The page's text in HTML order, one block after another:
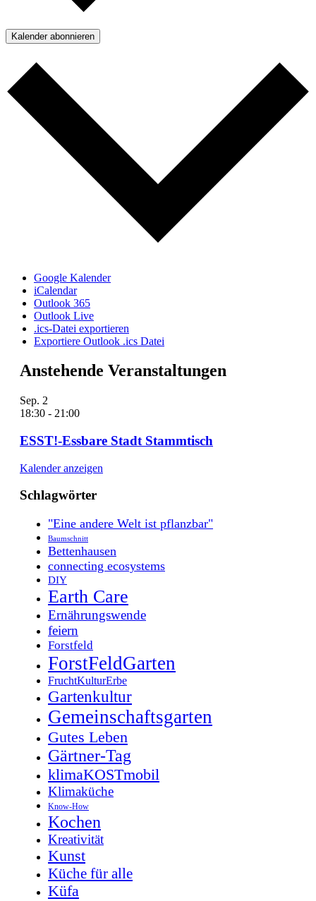
Kalender abonnieren
Google Kalender
iCalendar
Outlook 365
Outlook Live
.ics-Datei exportieren
Exportiere Outlook .ics Datei
Anstehende Veranstaltungen
Sep. 2
18:30 - 21:00
ESST!-Essbare Stadt Stammtisch
Kalender anzeigen
Schlagwörter
"Eine andere Welt ist pflanzbar"
Baumschnitt
Bettenhausen
connecting ecosystems
DIY
Earth Care
Ernährungswende
feiern
Forstfeld
ForstFeldGarten
FruchtKulturErbe
Gartenkultur
Gemeinschaftsgarten
Gutes Leben
Gärtner-Tag
klimaKOSTmobil
Klimaküche
Know-How
Kochen
Kreativität
Kunst
Küche für alle
Küfa